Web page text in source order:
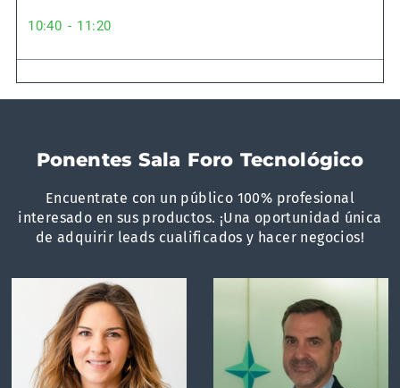
10:40 - 11:20
Ponentes Sala Foro Tecnológico
Encuentrate con un público 100% profesional
interesado en sus productos. ¡Una oportunidad única
de adquirir leads cualificados y hacer negocios!